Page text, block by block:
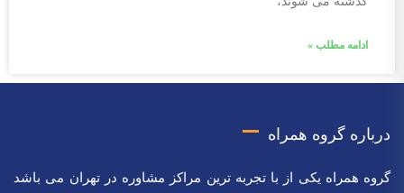
ادامه مطلب »
درباره گروه همراه
گروه همراه یکی از با تجربه ترین مراکز مشاوره در تهران می باشد